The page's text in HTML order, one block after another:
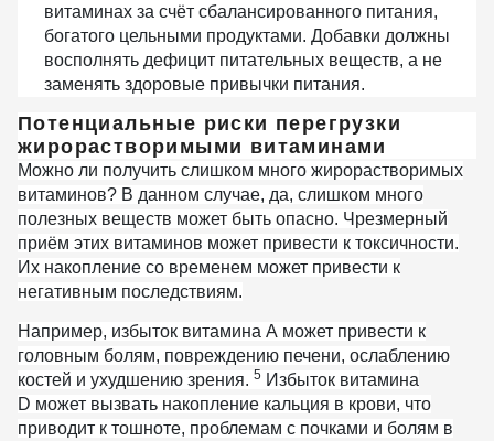
витаминах за счёт сбалансированного питания,
богатого цельными продуктами. Добавки должны
восполнять дефицит питательных веществ, а не
заменять здоровые привычки питания.
Потенциальные риски перегрузки
жирорастворимыми витаминами
Можно ли получить слишком много жирорастворимых
витаминов? В данном случае, да, слишком много
полезных веществ может быть опасно. Чрезмерный
приём этих витаминов может привести к токсичности.
Их накопление со временем может привести к
негативным последствиям.
Например, избыток витамина А может привести к
головным болям, повреждению печени, ослаблению
костей и ухудшению зрения. 5 Избыток витамина
D может вызвать накопление кальция в крови, что
приводит к тошноте, проблемам с почками и болям в